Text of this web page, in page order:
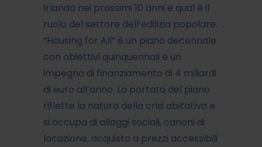
Irlanda nei prossimi 10 anni e qual è il
ruolo del settore dell’edilizia popolare.
“Housing for All” è un piano decennale
con obiettivi quinquennali e un
impegno di finanziamento di 4 miliardi
di euro all’anno. La portata del piano
riflette la natura della crisi abitativa e
si occupa di alloggi sociali, canoni di
locazione, acquisto a prezzi accessibili